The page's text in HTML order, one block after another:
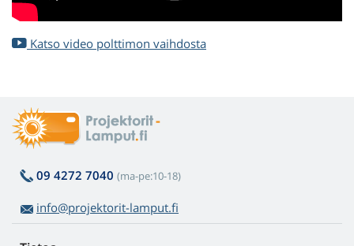
Katso video polttimon vaihdosta
09 4272 7040 (ma-pe:10-18)
info@projektorit-lamput.fi